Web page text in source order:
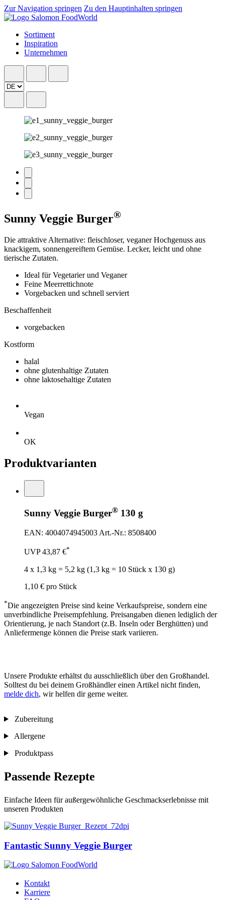
Zur Navigation springen Zu den Hauptinhalten springen
Sortiment
Inspiration
Unternehmen
Sunny Veggie Burger®
Die attraktive Alternative: fleischloser, veganer Hochgenuss aus
knackigem, sonnengereiftem Gemüse. Lecker, leicht und ohne
tierische Zutaten.
Ideal für Vegetarier und Veganer
Feine Meerrettichnote
Vorgebacken und schnell serviert
Beschaffenheit
vorgebacken
Kostform
halal
ohne glutenhaltige Zutaten
ohne laktosehaltige Zutaten
Vegan
OK
Produktvarianten
Sunny Veggie Burger® 130 g
EAN: 4004074945003 Art.-Nr.: 8508400
UVP43,87 €*
4 x 1,3 kg = 5,2 kg (1,3 kg = 10 Stück x 130 g)
1,10 € pro Stück
*Die angezeigten Preise sind keine Verkaufspreise, sondern eine
unverbindliche Preisempfehlung. Preisangaben dienen lediglich der
Orientierung, je nach Standort (z.B. Inseln oder Berghütten) und
Anliefermenge können die Preise stark variieren.
Unsere Produkte erhältst du ausschließlich über den Großhandel.
Solltest du bei deinem Großhändler einen Artikel nicht finden,
melde dich, wir helfen dir gerne weiter.
Zubereitung
Allergene
Produktpass
Passende Rezepte
Einfache Ideen für außergewöhnliche Geschmackserlebnisse mit
unseren Produkten
Fantastic Sunny Veggie Burger
Kontakt
Karriere